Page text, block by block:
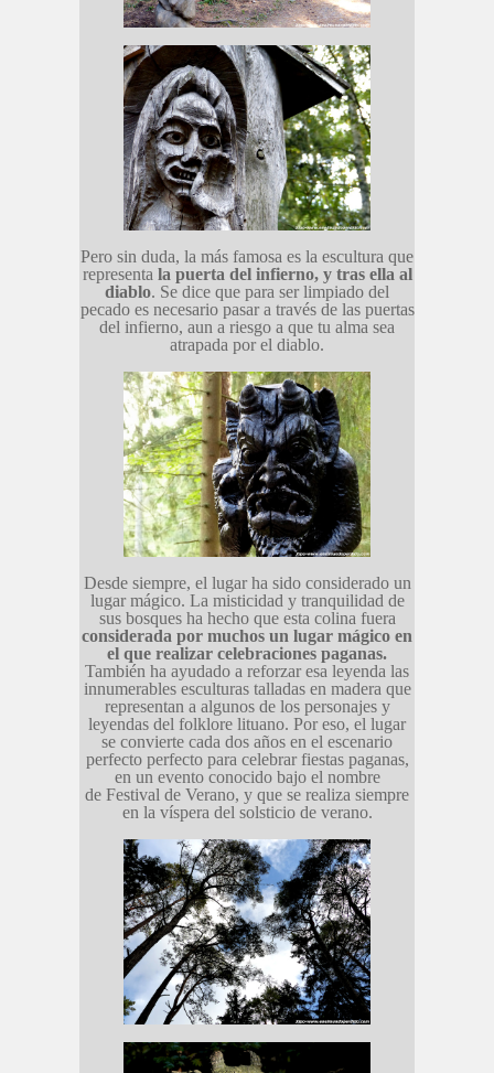
Pero sin duda, la más famosa es la escultura que
representa la puerta del infierno, y tras ella al
diablo. Se dice que para ser limpiado del
pecado es necesario pasar a través de las puertas
del infierno, aun a riesgo a que tu alma sea
atrapada por el diablo.
Desde siempre, el lugar ha sido considerado un
lugar mágico. La misticidad y tranquilidad de
sus bosques ha hecho que esta colina fuera
considerada por muchos un lugar mágico en
el que realizar celebraciones paganas.
También ha ayudado a reforzar esa leyenda las
innumerables esculturas talladas en madera que
representan a algunos de los personajes y
leyendas del folklore lituano. Por eso, el lugar
se convierte cada dos años en el escenario
perfecto perfecto para celebrar fiestas paganas,
en un evento conocido bajo el nombre
de Festival de Verano, y que se realiza siempre
en la víspera del solsticio de verano.